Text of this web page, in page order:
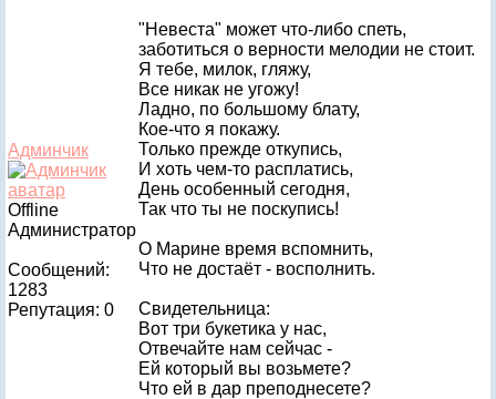
Админчик
Offline
Администратор
Сообщений:
1283
Репутация: 0
"Невеста" может что-либо спеть,
заботиться о верности мелодии не стоит.
Я тебе, милок, гляжу,
Все никак не угожу!
Ладно, по большому блату,
Кое-что я покажу.
Только прежде откупись,
И хоть чем-то расплатись,
День особенный сегодня,
Так что ты не поскупись!
О Марине время вспомнить,
Что не достаёт - восполнить.
Свидетельница:
Вот три букетика у нас,
Отвечайте нам сейчас -
Ей который вы возьмете?
Что ей в дар преподнесете?